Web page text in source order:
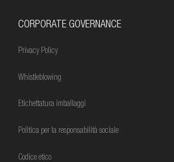
CORPORATE GOVERNANCE
Privacy Policy
Whistleblowing
Etichettatura imballaggi
Politica per la responsabilità sociale
Codice etico